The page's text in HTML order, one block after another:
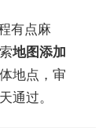
有点麻
地图添加
地点，审
通过。